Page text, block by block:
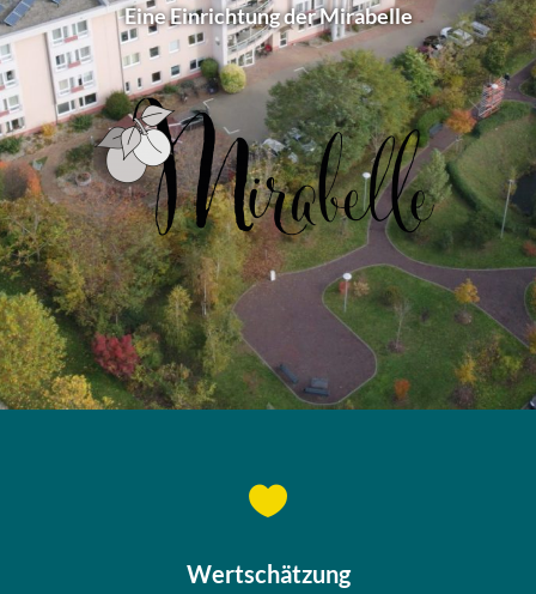
Eine Einrichtung der Mirabelle

Wertschätzung